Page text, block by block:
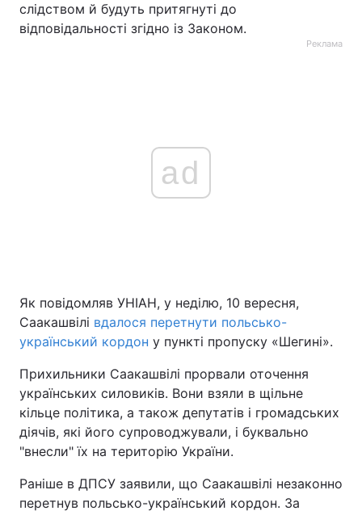
слідством й будуть притягнуті до
відповідальності згідно із Законом.
Реклама
ad
Як повідомляв УНІАН, у неділю, 10 вересня,
Саакашвілі вдалося перетнути польсько-
український кордон у пункті пропуску «Шегині».
Прихильники Саакашвілі прорвали оточення
українських силовиків. Вони взяли в щільне
кільце політика, а також депутатів і громадських
діячів, які його супроводжували, і буквально
"внесли" їх на територію України.
Раніше в ДПСУ заявили, що Саакашвілі незаконно
перетнув польсько-український кордон. За